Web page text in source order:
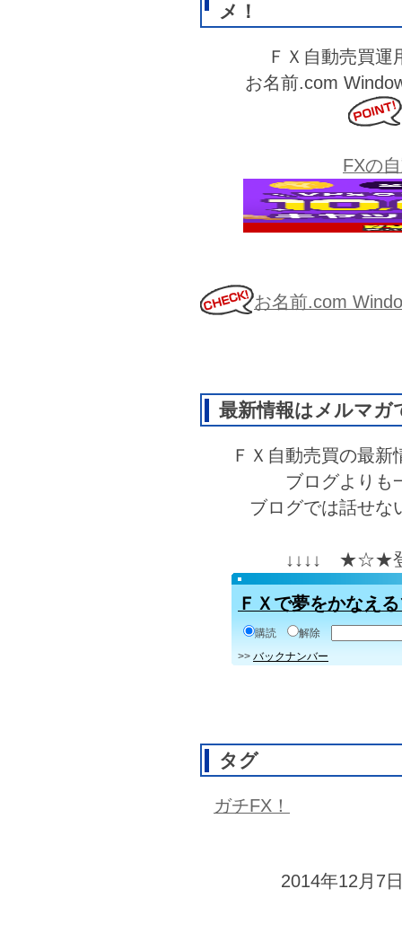
メ！
ＦＸ自動売買
お名前.com
FXの
お名前.com
最新情報はメルマガ
ＦＸ自動売買の最
ブログよりも
ブログでは話せな
↓↓↓↓ ★☆★
ＦＸで夢をかなえ
購読
解除
>> バックナンバー
タグ
ガチFX！
2014年12月7